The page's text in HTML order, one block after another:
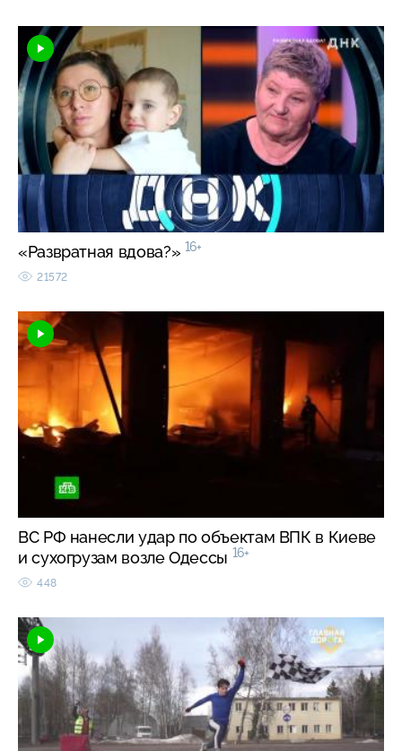
«Развратная вдова?» 16+
21572
ВС РФ нанесли удар по объектам ВПК в Киеве
и сухогрузам возле Одессы 16+
448